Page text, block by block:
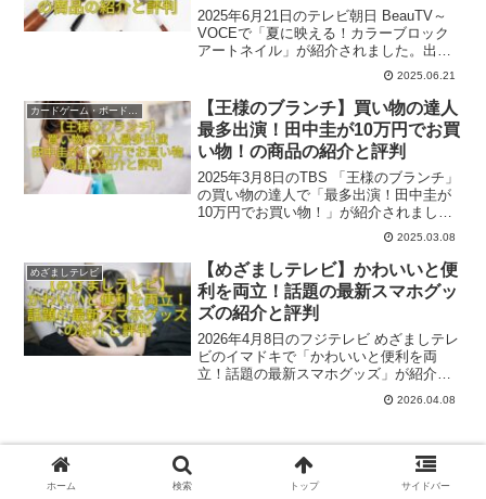
2025年6月21日のテレビ朝日 BeauTV～
VOCEで「夏に映える！カラーブロック
アートネイル」が紹介されました。出演
はネイルアーティストのHana4さん、モ
デルは赤羽景子さんでした。ここでは番
組内で出た商品と評判をご紹介いたしま
す。参考になれば幸いです。
2025.06.21
【王様のブランチ】買い物の達人
最多出演！田中圭が10万円でお買
い物！の商品の紹介と評判
2025年3月8日のTBS 「王様のブランチ」
の買い物の達人で「最多出演！田中圭が
10万円でお買い物！」が紹介されました
ね。案内人は松元絵里花さん、ロケはヨ
ドバシカメラマルチメディアAKIBA、す
ごろくや神保町店でした。参考になれば
幸いです。
2025.03.08
めざましテレビ
【めざましテレビ】かわいいと便
利を両立！話題の最新スマホグッ
ズの紹介と評判
2026年4月8日のフジテレビ めざましテレ
ビのイマドキで「かわいいと便利を両
立！話題の最新スマホグッズ」が紹介さ
れましたね。レポーターは≒JOYの江角
怜音さん、ロケはロフト渋谷店、フライ
考になれば幸いです。
2026.04.08
【ひるおび】絶品！街の人推薦「ごはん
ホーム 検索 トップ サイドバー